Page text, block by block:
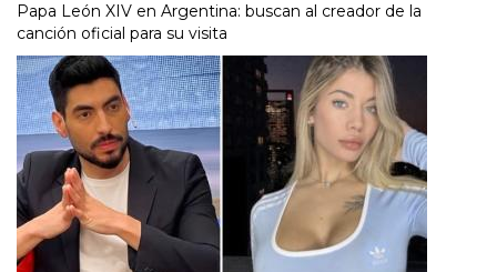
Papa León XIV en Argentina: buscan al creador de la
canción oficial para su visita